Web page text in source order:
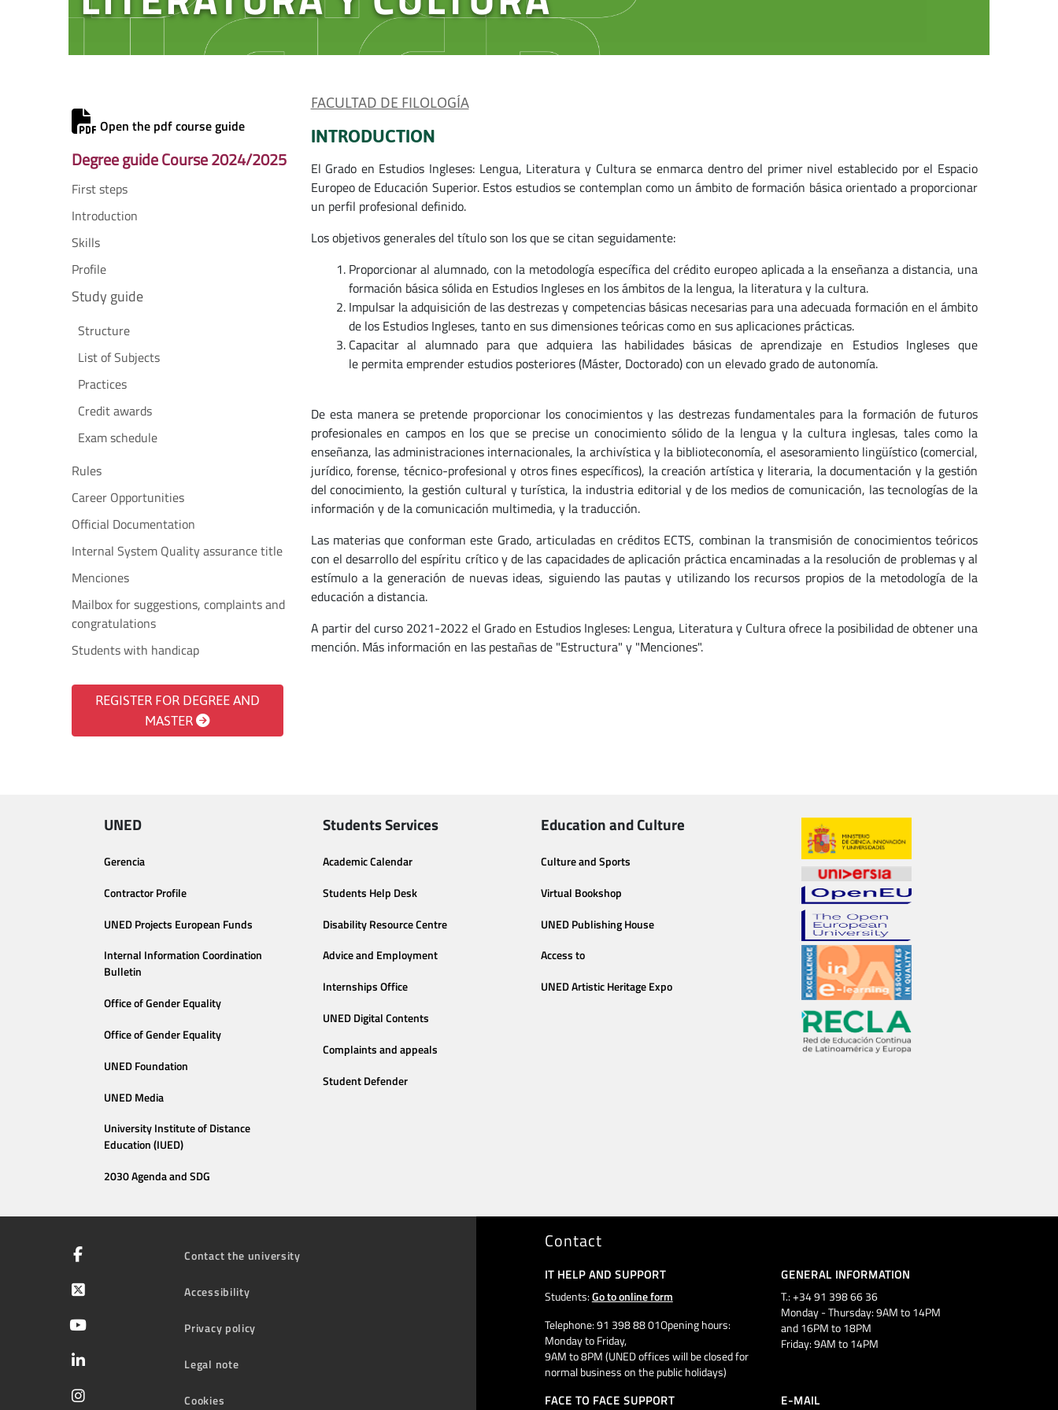
Open the pdf course guide
Degree guide Course 2024/2025
First steps
Introduction
Skills
Profile
Study guide
Structure
List of Subjects
Practices
Credit awards
Exam schedule
Rules
Career Opportunities
Official Documentation
Internal System Quality assurance title
Menciones
Mailbox for suggestions, complaints and
congratulations
Students with handicap
REGISTER FOR DEGREE AND
MASTER
FACULTAD DE FILOLOGÍA
INTRODUCTION
El Grado en Estudios Ingleses: Lengua, Literatura y Cultura se enmarca dentro del primer nivel establecido por el Espacio
Europeo de Educación Superior. Estos estudios se contemplan como un ámbito de formación básica orientado a proporcionar
un perfil profesional definido.
Los objetivos generales del título son los que se citan seguidamente:
Proporcionar al alumnado, con la metodología específica del crédito europeo aplicada a la enseñanza a distancia, una
formación básica sólida en Estudios Ingleses en los ámbitos de la lengua, la literatura y la cultura.
Impulsar la adquisición de las destrezas y competencias básicas necesarias para una adecuada formación en el ámbito
de los Estudios Ingleses, tanto en sus dimensiones teóricas como en sus aplicaciones prácticas.
Capacitar al alumnado para que adquiera las habilidades básicas de aprendizaje en Estudios Ingleses que
le permita emprender estudios posteriores (Máster, Doctorado) con un elevado grado de autonomía.
De esta manera se pretende proporcionar los conocimientos y las destrezas fundamentales para la formación de futuros
profesionales en campos en los que se precise un conocimiento sólido de la lengua y la cultura inglesas, tales como la
enseñanza, las administraciones internacionales, la archivística y la biblioteconomía, el asesoramiento lingüístico (comercial,
jurídico, forense, técnico-profesional y otros fines específicos), la creación artística y literaria, la documentación y la gestión
del conocimiento, la gestión cultural y turística, la industria editorial y de los medios de comunicación, las tecnologías de la
información y de la comunicación multimedia, y la traducción.
Las materias que conforman este Grado, articuladas en créditos ECTS, combinan la transmisión de conocimientos teóricos
con el desarrollo del espíritu crítico y de las capacidades de aplicación práctica encaminadas a la resolución de problemas y al
estímulo a la generación de nuevas ideas, siguiendo las pautas y utilizando los recursos propios de la metodología de la
educación a distancia.
A partir del curso 2021-2022 el Grado en Estudios Ingleses: Lengua, Literatura y Cultura ofrece la posibilidad de obtener una
mención. Más información en las pestañas de "Estructura" y "Menciones".
UNED
Gerencia
Contractor Profile
UNED Projects European Funds
Internal Information Coordination
Bulletin
Office of Gender Equality
Office of Gender Equality
UNED Foundation
UNED Media
University Institute of Distance
Education (IUED)
2030 Agenda and SDG
Students Services
Academic Calendar
Students Help Desk
Disability Resource Centre
Advice and Employment
Internships Office
UNED Digital Contents
Complaints and appeals
Student Defender
Education and Culture
Culture and Sports
Virtual Bookshop
UNED Publishing House
Access to
UNED Artistic Heritage Expo
Contact the university
Accessibility
Privacy policy
Legal note
Cookies
Contact
IT HELP AND SUPPORT
Students:Go to online form
Telephone: 91 398 88 01Opening hours:
Monday to Friday,
9AM to 8PM (UNED offices will be closed for
normal business on the public holidays)
GENERAL INFORMATION
T.: +34 91 398 66 36
Monday - Thursday: 9AM to 14PM
and 16PM to 18PM
Friday: 9AM to 14PM
FACE TO FACE SUPPORT E-MAIL